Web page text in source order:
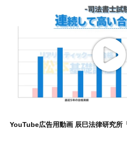
YouTube広告用動画 辰巳法律研究所